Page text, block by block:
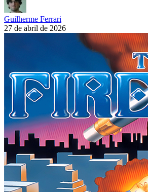
Guilherme Ferrari
27 de abril de 2026